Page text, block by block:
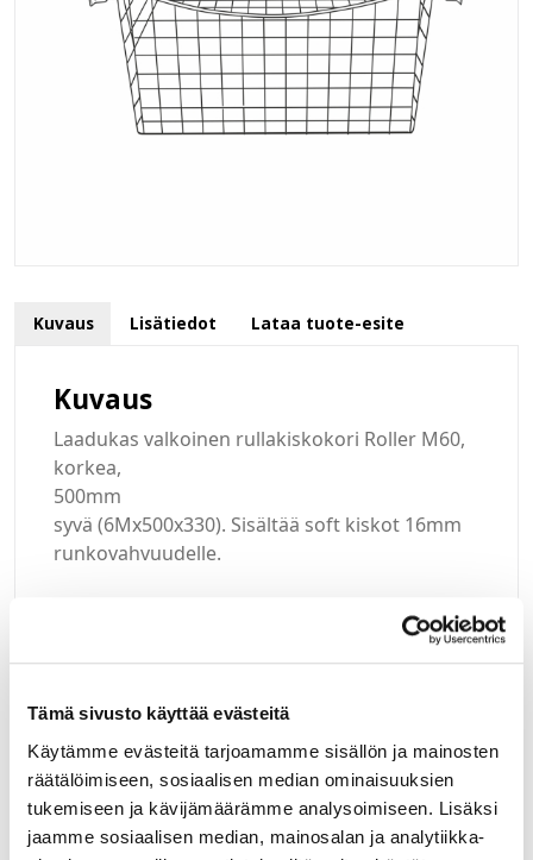
Tämä sivusto käyttää evästeitä
Käytämme evästeitä tarjoamamme sisällön ja mainosten
räätälöimiseen, sosiaalisen median ominaisuuksien
tukemiseen ja kävijämäärämme analysoimiseen. Lisäksi
jaamme sosiaalisen median, mainosalan ja analytiikka-
Kuvaus Lisätiedot Lataa tuote-esite
Kuvaus
Laadukas valkoinen rullakiskokori Roller M60,
korkea,
500mm
syvä (6Mx500x330). Sisältää soft kiskot 16mm
runkovahvuudelle.
Kirjaudu sisään
Hei yritysasiakas!
Jos teillä ei vielä ole avattuna tunnuksia
verkkokauppaamme, niin olkaa yhteydessä